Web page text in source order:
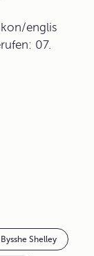
englis
07.
Shelley